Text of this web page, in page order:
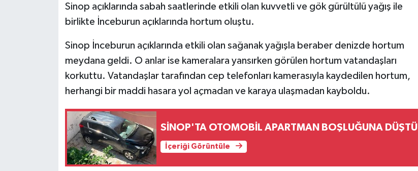
Sinop açıklarında sabah saatlerinde etkili olan kuvvetli ve gök gürültülü yağış ile
birlikte İnceburun açıklarında hortum oluştu.
Sinop İnceburun açıklarında etkili olan sağanak yağışla beraber denizde hortum
meydana geldi. O anlar ise kameralara yansırken görülen hortum vatandaşları
korkuttu. Vatandaşlar tarafından cep telefonları kamerasıyla kaydedilen hortum,
herhangi bir maddi hasara yol açmadan ve karaya ulaşmadan kayboldu.
SİNOP'TA OTOMOBİL APARTMAN BOŞLUĞUNA DÜŞTÜ
İçeriği Görüntüle